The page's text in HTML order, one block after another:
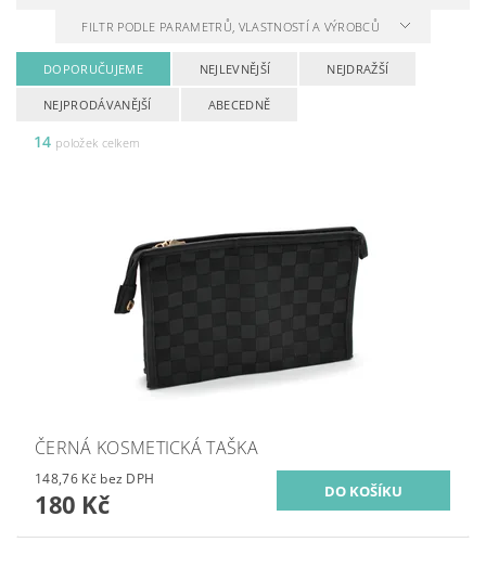
FILTR PODLE PARAMETRŮ, VLASTNOSTÍ A VÝROBCŮ
DOPORUČUJEME NEJLEVNĚJŠÍ NEJDRAŽŠÍ
NEJPRODÁVANĚJŠÍ ABECEDNĚ
14 položek celkem
ČERNÁ KOSMETICKÁ TAŠKA
148,76 Kč bez DPH
180 Kč